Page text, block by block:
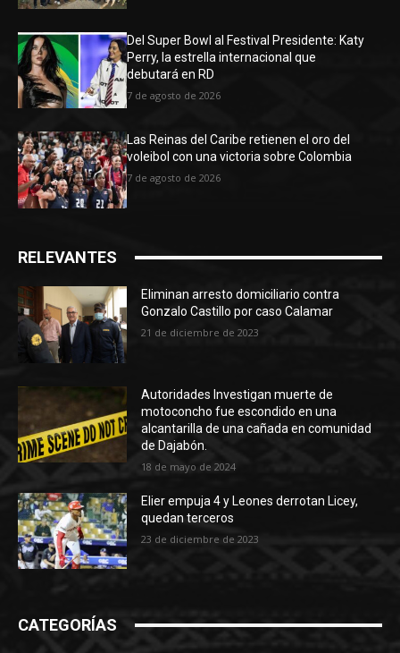
Del Super Bowl al Festival Presidente: Katy
Perry, la estrella internacional que
debutará en RD
7 de agosto de 2026
Las Reinas del Caribe retienen el oro del
voleibol con una victoria sobre Colombia
7 de agosto de 2026
RELEVANTES
Eliminan arresto domiciliario contra
Gonzalo Castillo por caso Calamar
21 de diciembre de 2023
Autoridades Investigan muerte de
motoconcho fue escondido en una
alcantarilla de una cañada en comunidad
de Dajabón.
18 de mayo de 2024
Elier empuja 4 y Leones derrotan Licey,
quedan terceros
23 de diciembre de 2023
CATEGORÍAS